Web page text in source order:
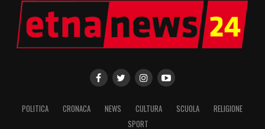
POLITICA CRONACA NEWS CULTURA SCUOLA
RELIGIONE
SPORT